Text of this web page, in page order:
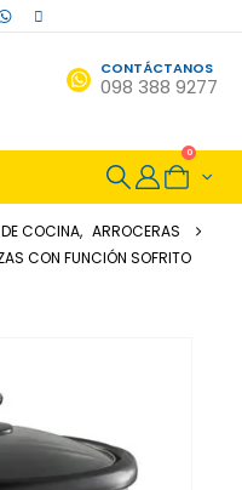
CONTÁCTANOS
098 388 9277
0
COCINA, ARROCERAS
CON FUNCIÓN SOFRITO